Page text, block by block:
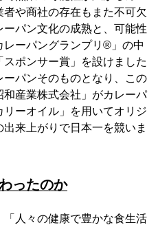
や商社の存在もまた不可欠
パン文化の成熟と、可能性
ーパングランプリ®️」の中
ポンサー賞」を設けました
パンそのものとなり、この
和産業株式会社」がカレーパ
ーオイル」を用いてオリジ
来上がりで日本一を競いま
ったのか
人々の健康で豊かな食生活